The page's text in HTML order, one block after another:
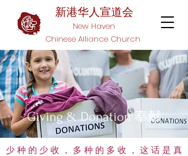
新港华人宣道会​
New Haven
Chinese Alliance Church
​Giving & Donation 奉献
少 种 的 少 收 ， 多 种 的 多 收 ， 这 话 是 真